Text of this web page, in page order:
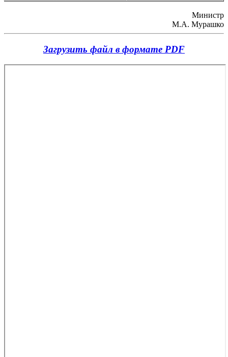
Министр
М.А. Мурашко
Загрузить файл в формате PDF